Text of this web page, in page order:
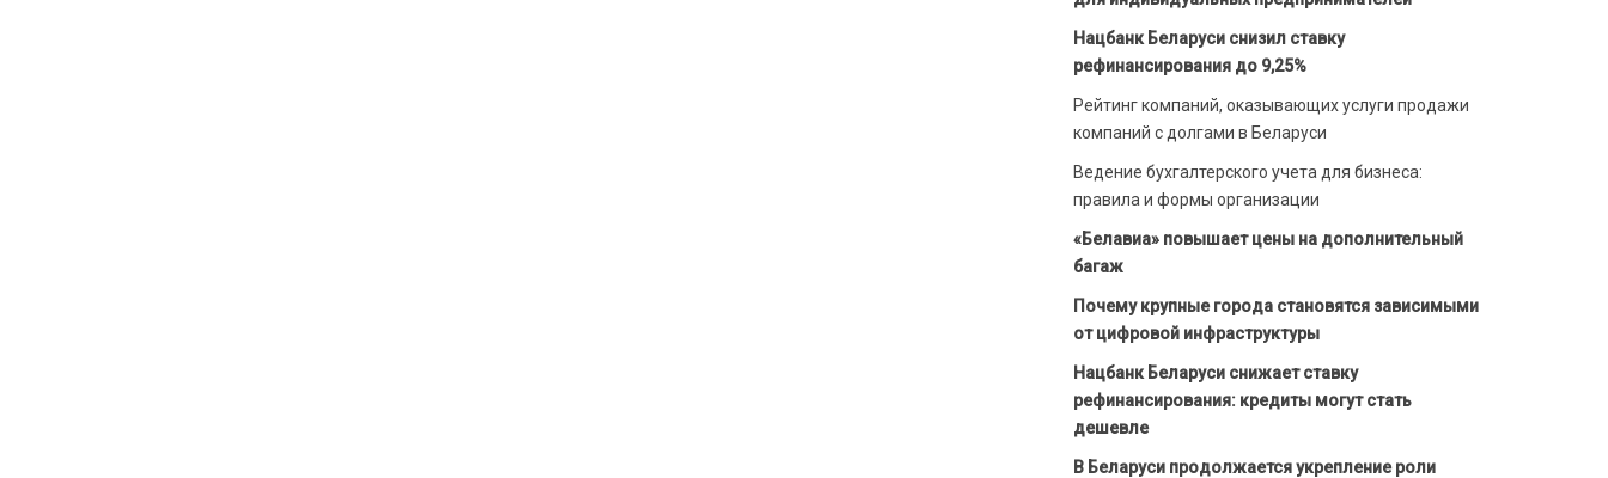
Нацбанк Беларуси снизил ставку
рефинансирования до 9,25%
Рейтинг компаний, оказывающих услуги продажи
компаний с долгами в Беларуси
Ведение бухгалтерского учета для бизнеса:
правила и формы организации
«Белавиа» повышает цены на дополнительный
багаж
Почему крупные города становятся зависимыми
от цифровой инфраструктуры
Нацбанк Беларуси снижает ставку
рефинансирования: кредиты могут стать
дешевле
В Беларуси продолжается укрепление роли